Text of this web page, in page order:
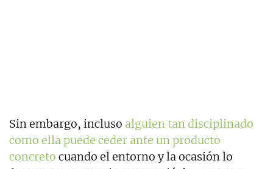
Sin embargo, incluso alguien tan disciplinado
como ella puede ceder ante un producto
concreto cuando el entorno y la ocasión lo